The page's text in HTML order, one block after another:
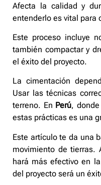
Afecta la calidad y
entenderlo es vital para
Este proceso incluye
también compactar y
el éxito del proyecto.
La cimentación
Usar las técnicas
terreno. En Perú,
estas prácticas es una
Este artículo te da una
movimiento de tierras.
hará más efectivo en
del proyecto será un